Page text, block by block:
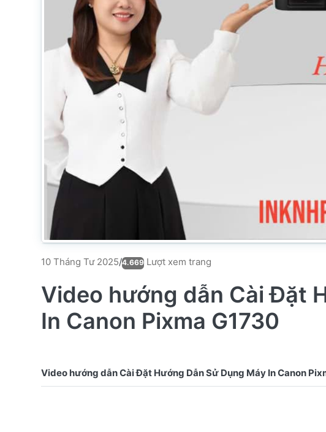
10 Tháng Tư 2025/4.669 Lượt xem trang
Video hướng dẫn Cài Đặt
In Canon Pixma G1730